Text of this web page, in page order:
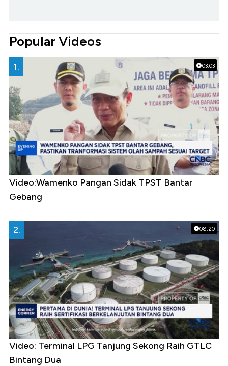
Popular Videos
03:03
1.
Video:Wamenko Pangan Sidak TPST Bantar
Gebang
08:20
2.
Video: Terminal LPG Tanjung Sekong Raih GTLC
Bintang Dua